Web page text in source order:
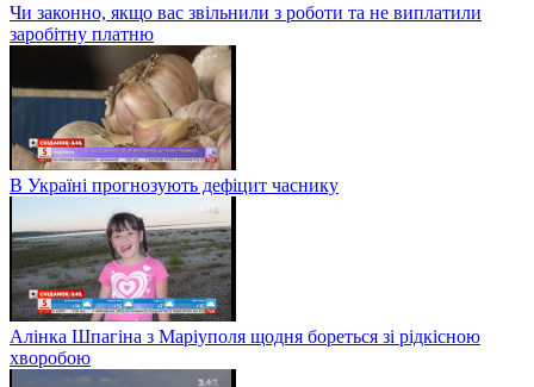
Чи законно, якщо вас звільнили з роботи та не виплатили
заробітну платню
В Україні прогнозують дефіцит часнику
Алінка Шпагіна з Маріуполя щодня бореться зі рідкісною
хворобою